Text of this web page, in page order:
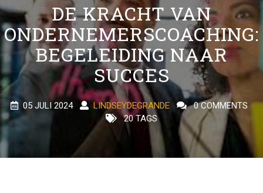
DE KRACHT VAN
ONDERNEMERSCOACHING:
BEGELEIDING NAAR
SUCCES
05 JULI 2024 LINDSEYDEGRANDE
0 COMMENTS
20 TAGS